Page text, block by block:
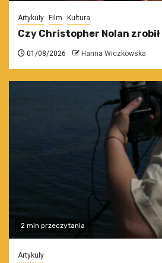
Artykuły Film Kultura
Czy Christopher Nolan zrobił
01/08/2026 Hanna Wiczkowska
2 min przeczytania
Artykuły